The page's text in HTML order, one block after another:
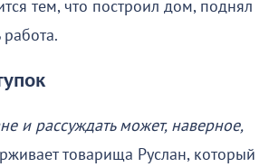
тем, что построил дом, поднял
работа.
и рассуждать может, наверное,
товарища Руслан, который